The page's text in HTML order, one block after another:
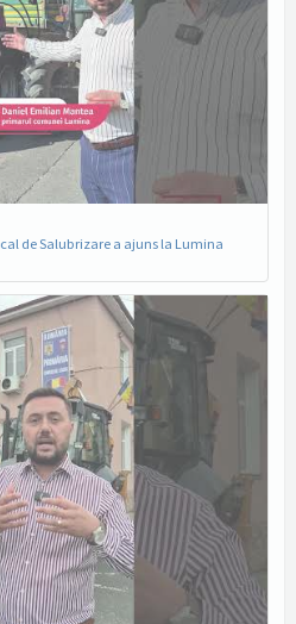
de Salubrizare a ajuns la Lumina